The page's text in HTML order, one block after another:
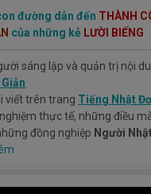
đường dẫn đến THÀNH
của những kẻ LƯỜI BIẾNG
sáng lập và quản trị nội
viết trên trang Tiếng Nhật
thực tế, những điều
đồng nghiệp Người Nhật
kinh nghiệm mà mình có